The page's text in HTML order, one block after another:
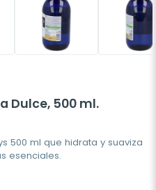
Dulce, 500 ml.
500 ml que hidrata y suaviza
esenciales.